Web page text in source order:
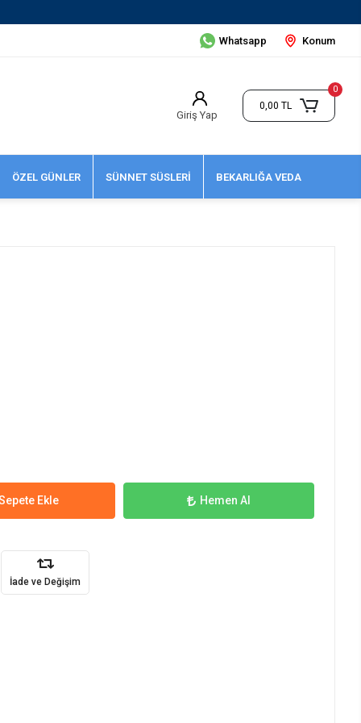
Whatsapp Konum
Giriş Yap
0
0,00 TL
ÖZEL GÜNLER SÜNNET SÜSLERİ BEKARLIĞA VEDA
Ekle Hemen Al
İade ve Değişim